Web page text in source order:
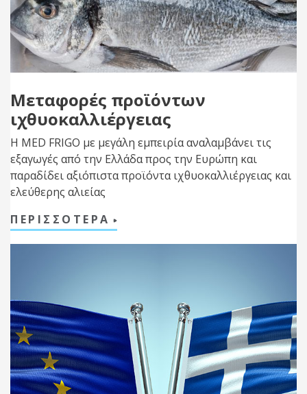
Μεταφορές προϊόντων
ιχθυοκαλλιέργειας
H MED FRIGO με μεγάλη εμπειρία αναλαμβάνει τις
εξαγωγές από την Ελλάδα προς την Ευρώπη και
παραδίδει αξιόπιστα προϊόντα ιχθυοκαλλιέργειας και
ελεύθερης αλιείας
ΠΕΡΙΣΣΟΤΕΡΑ